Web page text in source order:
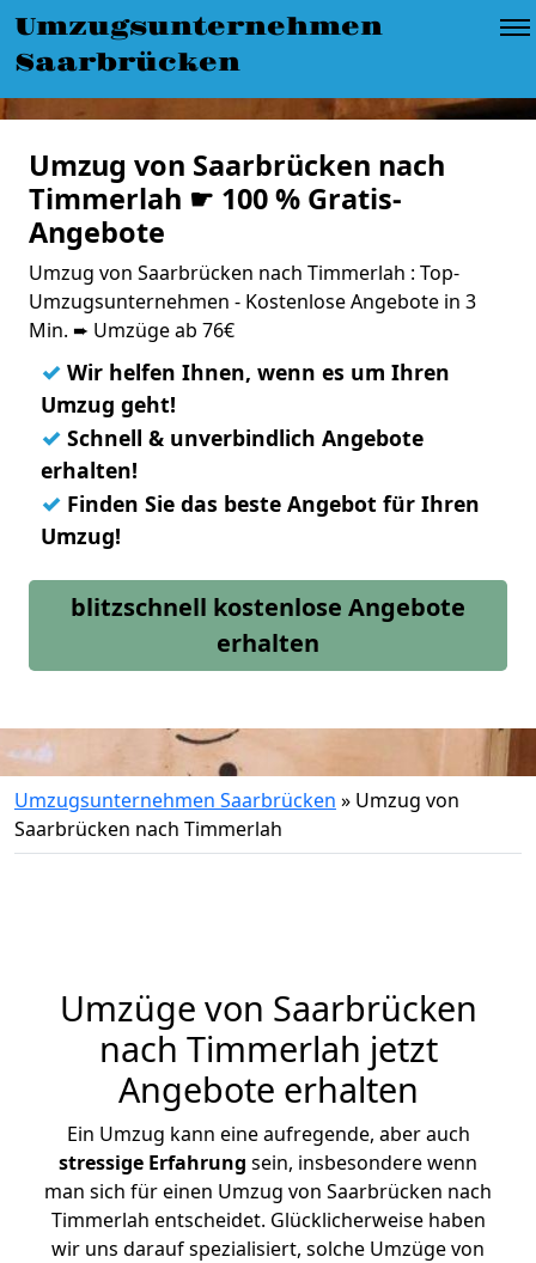
Umzugsunternehmen
Saarbrücken
Umzug von Saarbrücken nach
Timmerlah ☛ 100 % Gratis-
Angebote
Umzug von Saarbrücken nach Timmerlah : Top-
Umzugsunternehmen - Kostenlose Angebote in 3
Min. ➨ Umzüge ab 76€
✓ Wir helfen Ihnen, wenn es um Ihren
Umzug geht!
✓ Schnell & unverbindlich Angebote
erhalten!
✓ Finden Sie das beste Angebot für Ihren
Umzug!
blitzschnell kostenlose Angebote
erhalten
Umzugsunternehmen Saarbrücken » Umzug von
Saarbrücken nach Timmerlah
Umzüge von Saarbrücken
nach Timmerlah jetzt
Angebote erhalten
Ein Umzug kann eine aufregende, aber auch
stressige Erfahrung sein, insbesondere wenn
man sich für einen Umzug von Saarbrücken nach
Timmerlah entscheidet. Glücklicherweise haben
wir uns darauf spezialisiert, solche Umzüge von